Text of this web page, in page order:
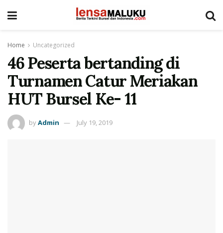
Home Uncategorized
46 Peserta bertanding di
Turnamen Catur Meriakan
HUT Bursel Ke- 11
byAdmin July 19, 2019